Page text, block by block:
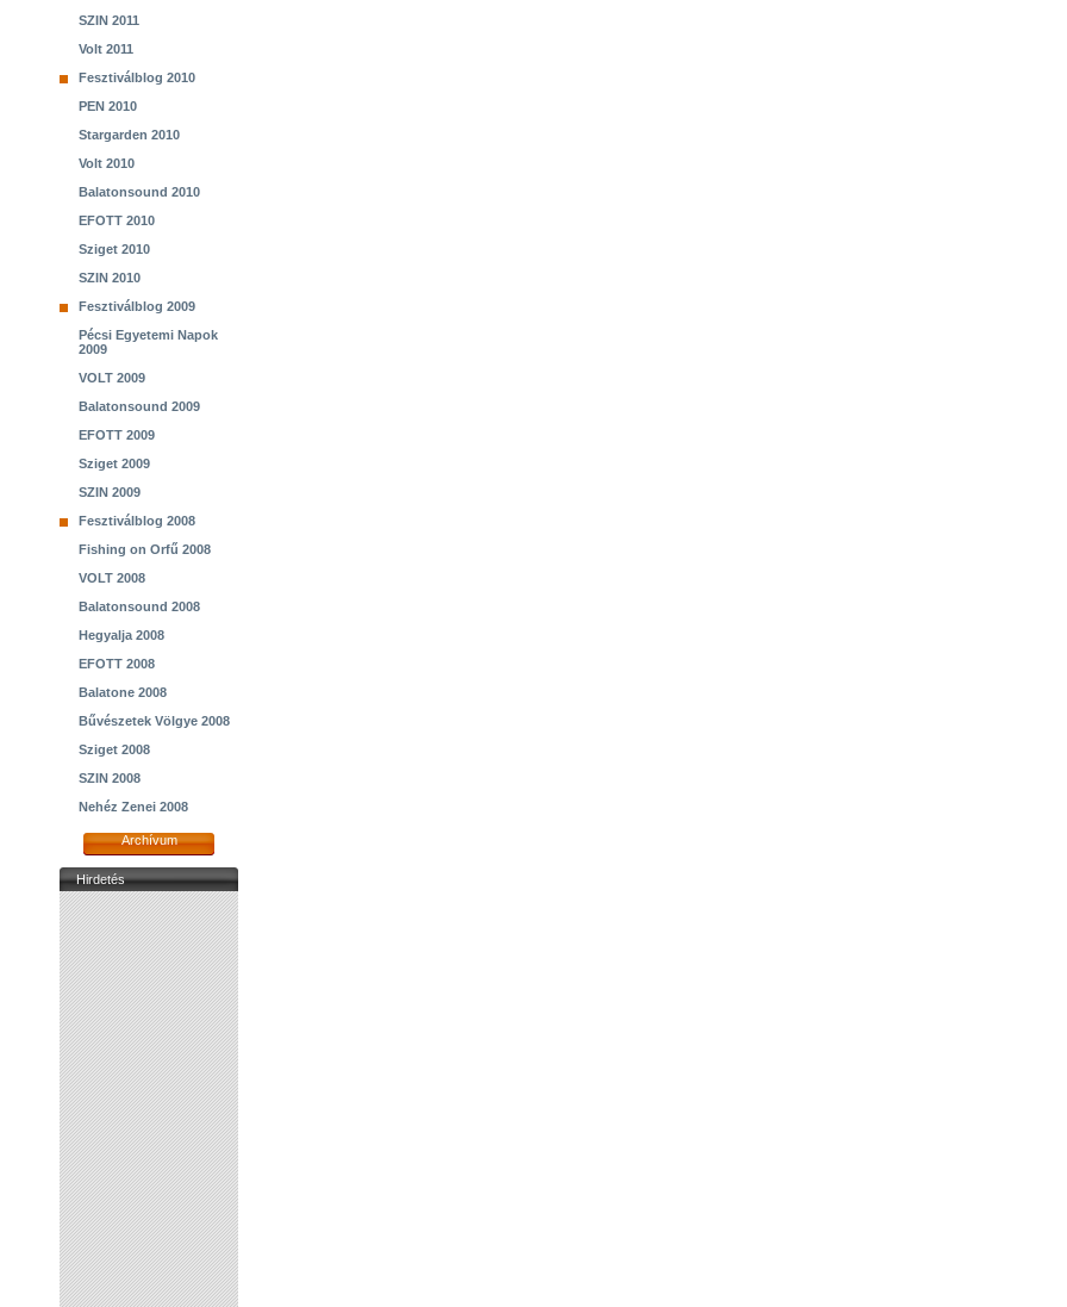
SZIN 2011
Volt 2011
Fesztiválblog 2010
PEN 2010
Stargarden 2010
Volt 2010
Balatonsound 2010
EFOTT 2010
Sziget 2010
SZIN 2010
Fesztiválblog 2009
Pécsi Egyetemi Napok
2009
VOLT 2009
Balatonsound 2009
EFOTT 2009
Sziget 2009
SZIN 2009
Fesztiválblog 2008
Fishing on Orfű 2008
VOLT 2008
Balatonsound 2008
Hegyalja 2008
EFOTT 2008
Balatone 2008
Bűvészetek Völgye 2008
Sziget 2008
SZIN 2008
Nehéz Zenei 2008
Archívum
Hirdetés